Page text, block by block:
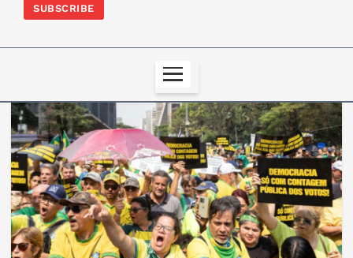
SUBSCRIBE